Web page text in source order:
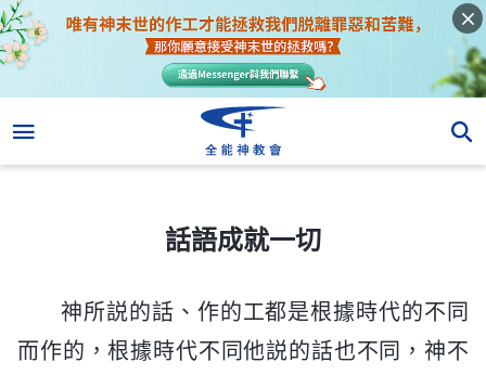
話語成就一切
神所説的話、作的工都是根據時代的不同
而作的，根據時代不同他説的話也不同，神不